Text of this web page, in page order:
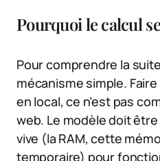
Pourquoi le calcul
Pour comprendre la
mécanisme simple.
en local, ce n’est pas
web. Le modèle doit
vive (la RAM, cette
temporaire) pour